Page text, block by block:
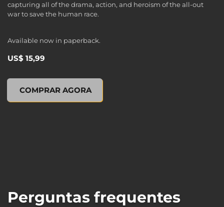
capturing all of the drama, action, and heroism of the all-out
war to save the human race.
Available now in paperback.
US$ 15,99
COMPRAR AGORA
XCOM 2: Resurrection (Novel), , US$ 15,99
Perguntas frequentes